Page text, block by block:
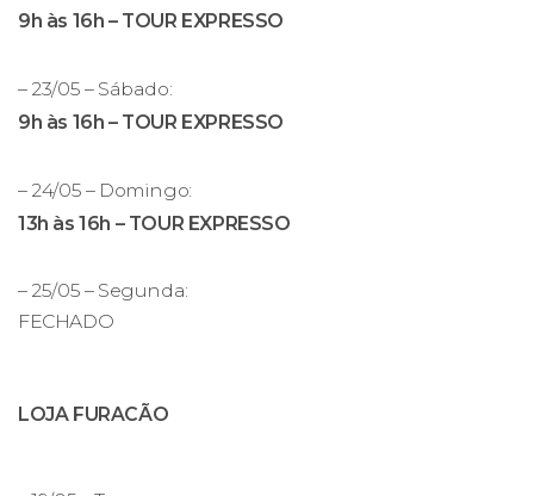
9h às 16h – TOUR EXPRESSO
– 23/05 – Sábado:
9h às 16h – TOUR EXPRESSO
– 24/05 – Domingo:
13h às 16h – TOUR EXPRESSO
– 25/05 – Segunda:
FECHADO
LOJA FURACÃO